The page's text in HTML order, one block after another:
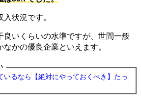
状況です。
良いくらいの水準ですが、世間一般
かの優良企業といえます。
いるなら【絶対にやっておくべき】たっ